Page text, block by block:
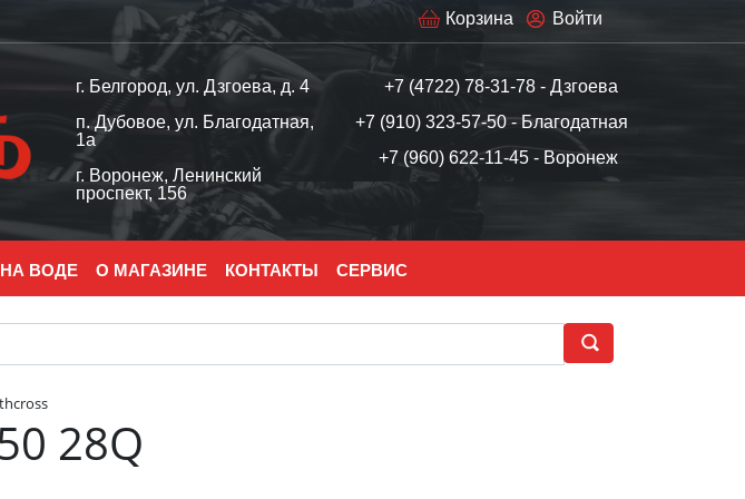
Войти
Корзина
г. Белгород, ул. Дзгоева, д. 4
п. Дубовое, ул. Благодатная,
1а
г. Воронеж, Ленинский
проспект, 156
+7 (4722) 78-31-78 - Дзгоева
+7 (910) 323-57-50 - Благодатная
+7 (960) 622-11-45 - Воронеж
ВОДЕ О МАГАЗИНЕ КОНТАКТЫ СЕРВИС
28Q